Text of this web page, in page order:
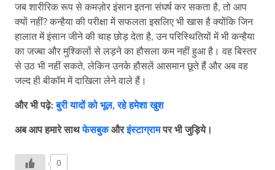
जब शारीरिक रूप से कमज़ोर इंसान इतना संघर्ष कर सकता है, तो आप
क्यों नहीं? कन्हैया की परीक्षा में सफलता इसलिए भी खास है क्योंकि जिन
हालात में इंसान जीने की चाह छोड़ देता है, उन परिस्थितियों में भी कन्हैया
का जज्बा और मुश्किलों से लड़ने का हौसला कम नहीं हुआ है। वह बिस्तर
से उठ भी नहीं सकते, लेकिन उनके हौसलें आसमान छूते हैं और अब वह
जल्द ही बीकॉम में दाखिला लेने वाले हैं।
और भी पढ़े:बुरी यादों को भूल, रहे हमेशा खुश
अब आप हमारे साथफेसबुकऔरइंस्टाग्रामपर भी जुड़िये।
0